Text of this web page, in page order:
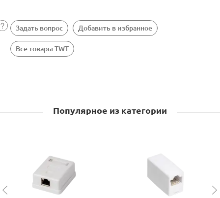
Задать вопрос Добавить в избранное
Все товары TWT
Популярное из категории